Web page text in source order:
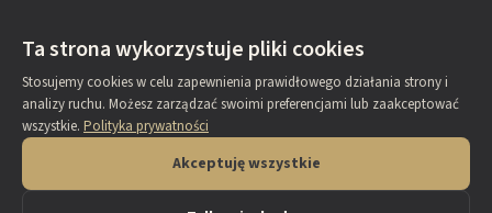
O autorze
Ta strona wykorzystuje pliki cookies
Stosujemy cookies w celu zapewnienia prawidłowego działania strony i
analizy ruchu. Możesz zarządzać swoimi preferencjami lub zaakceptować
wszystkie. Polityka prywatności
Akceptuję wszystkie